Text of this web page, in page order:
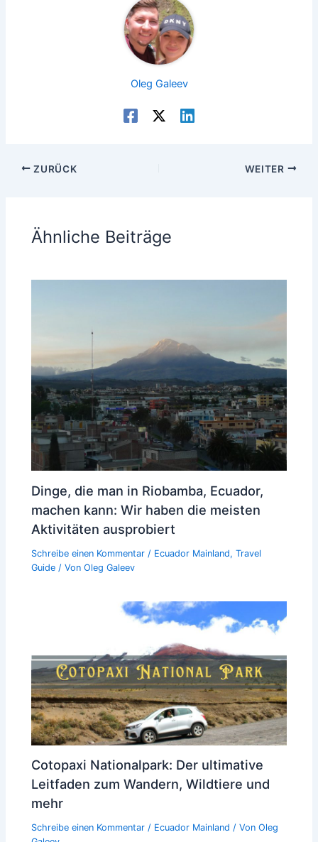
Oleg Galeev
ZURÜCK WEITER
Ähnliche Beiträge
Dinge, die man in Riobamba, Ecuador,
machen kann: Wir haben die meisten
Aktivitäten ausprobiert
Schreibe einen Kommentar / Ecuador Mainland,Travel
Guide / VonOleg Galeev
Cotopaxi Nationalpark: Der ultimative
Leitfaden zum Wandern, Wildtiere und
mehr
Schreibe einen Kommentar / Ecuador Mainland / VonOleg